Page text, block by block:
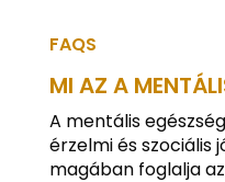
FAQS
MI AZ A
A mentális
érzelmi és szociális
magában foglalja